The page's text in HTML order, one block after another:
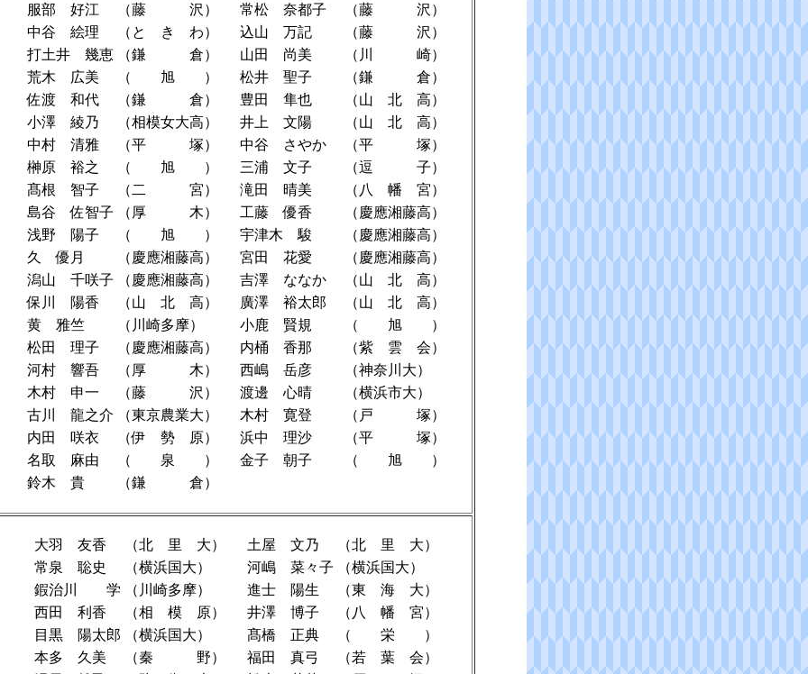
服部 好江
（藤 沢） 常松 奈都子
（藤 沢）
中谷 絵理
（と き わ） 込山 万記
（藤 沢）
打土井 幾恵
（鎌 倉） 山田 尚美
（川 崎）
荒木 広美
（ 旭 ） 松井 聖子
（鎌 倉）
佐渡 和代
（鎌 倉） 豊田 隼也
（山 北 高）
小澤 綾乃
（相模女大高） 井上 文陽
（山 北 高）
中村 清雅
（平 塚） 中谷 さやか
（平 塚）
榊原 裕之
（ 旭 ） 三浦 文子
（逗 子）
髙根 智子
（二 宮） 滝田 晴美
（八 幡 宮）
島谷 佐智子
（厚 木） 工藤 優香
（慶應湘藤高）
浅野 陽子
（ 旭 ） 宇津木 駿
（慶應湘藤高）
久 優月
（慶應湘藤高） 宮田 花愛
（慶應湘藤高）
潟山 千咲子
（慶應湘藤高） 吉澤 ななか
（山 北 高）
保川 陽香
（山 北 高） 廣澤 裕太郎
（山 北 高）
黄 雅竺
（川崎多摩） 小鹿 賢規
（ 旭 ）
松田 理子
（慶應湘藤高） 内桶 香那
（紫 雲 会）
河村 響吾
（厚 木） 西嶋 岳彦
（神奈川大）
木村 申一
（藤 沢） 渡邊 心晴
（横浜市大）
古川 龍之介
（東京農業大） 木村 寛登
（戸 塚）
内田 咲衣
（伊 勢 原） 浜中 理沙
（平 塚）
名取 麻由
（ 泉 ） 金子 朝子
（ 旭 ）
鈴木 貴
（鎌 倉）
大羽 友香 （北 里 大） 土屋 文乃
（北 里 大）
常泉 聡史
（横浜国大） 河嶋 菜々子
（横浜国大）
鍜治川 学
（川崎多摩） 進士 陽生
（東 海 大）
西田 利香
（相 模 原） 井澤 博子
（八 幡 宮）
目黒 陽太郎
（横浜国大） 髙橋 正典
（ 栄 ）
本多 久美
（秦 野） 福田 真弓
（若 葉 会）